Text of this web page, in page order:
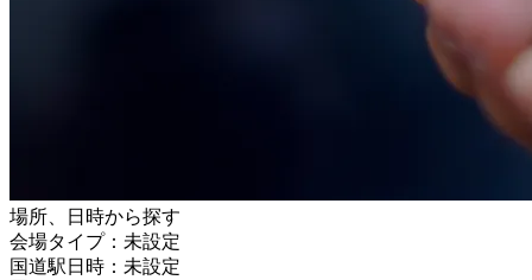
場所、日時から探す
会場タイプ：未設定
国道駅日時：未設定